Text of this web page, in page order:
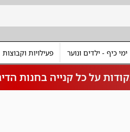
ימי כיף - ילדים ונוער פעילויות וקבוצות
על כל קנייה בחנות